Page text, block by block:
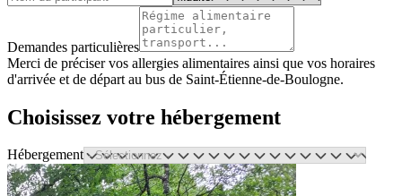
Demandes particulières
Merci de préciser vos allergies alimentaires ainsi que vos horaires
d'arrivée et de départ au bus de Saint-Étienne-de-Boulogne.
Choisissez votre hébergement
Hébergement